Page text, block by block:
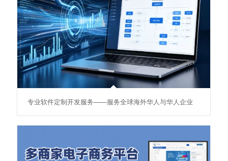
专业软件定制开发服务——服务全球海外华人与华人企业